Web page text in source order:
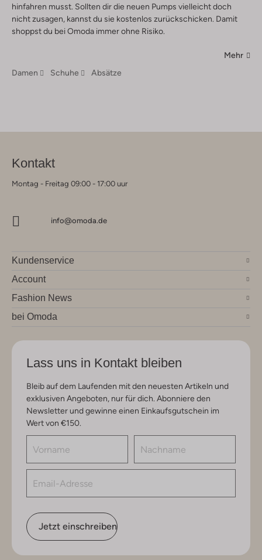
hinfahren musst. Sollten dir die neuen Pumps vielleicht doch
nicht zusagen, kannst du sie kostenlos zurückschicken. Damit
shoppst du bei Omoda immer ohne Risiko.
Mehr
Damen
Schuhe Absätze
Kontakt
Montag - Freitag 09:00 - 17:00 uur
info@omoda.de
Kundenservice
Account
Fashion News
bei Omoda
Lass uns in Kontakt bleiben
Bleib auf dem Laufenden mit den neuesten Artikeln und
exklusiven Angeboten, nur für dich. Abonniere den
Newsletter und gewinne einen Einkaufsgutschein im
Wert von €150.
Jetzt einschreiben